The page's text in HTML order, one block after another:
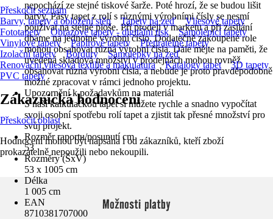
nepochází ze stejné tiskové šarže. Poté hrozí, že se budou lišit
barvy. Pásy tapet z rolí s různými výrobními čísly se nesmí
používat na stejné ploše. Při prodeji v marketu a při zasílání
dbáme na jednotné výrobní číslo. Dodatečně zakoupené role
mohou obsahovat různá výrobní čísla. Dále mějte na paměti, že
uvedená skladová množství v prodejnách mohou rovněž
obsahovat různá výrobní čísla, a nebude je proto pravděpodobně
možné zpracovat v rámci jednoho projektu.
Upozornění k požadavkům na materiál
S naší kalkulačkou tapet si můžete rychle a snadno vypočítat
svoji osobní spotřebu rolí tapet a zjistit tak přesné množství pro
svůj projekt.
Rozměr raportu/posunutí cm
53
Rozměry (ŠxV)
53 x 1005 cm
Délka
1 005 cm
EAN
8710381707000
Přeskočit seznam
Barvy, tapety a obložení stěn
Tapety na zeď
Vliesové tapety
Fototapety
Obrazové tapety - digitální tisk
Samolepicí tapety
Vinylové tapety
Papírové tapety
Přetiratelné tapety
Izolační tapety
Bordury
Samolepky na zeď
Renovační vliesová textilie a makulatura
Katalogy tapet
3D tapety
PVC tapety
Zákaznická hodnocení
Přeskočit oblast
Hodnocení mohou být napsána i od zákazníků, kteří zboží
prokazatelně nepoužili nebo nekoupili.
Možnosti platby